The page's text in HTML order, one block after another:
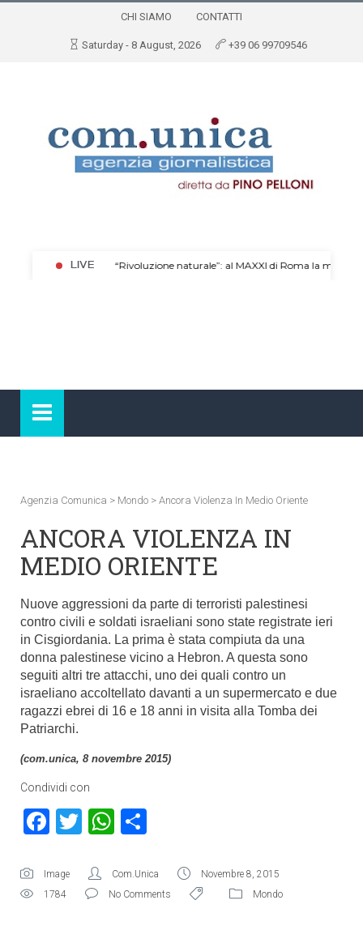
CHI SIAMO CONTATTI
Saturday - 8 August, 2026 +39 06 99709546
Agenzia Comunica > Mondo > Ancora Violenza In Medio Oriente
ANCORA VIOLENZA IN
MEDIO ORIENTE
Nuove aggressioni da parte di terroristi palestinesi
contro civili e soldati israeliani sono state registrate ieri
in Cisgiordania. La prima è stata compiuta da una
donna palestinese vicino a Hebron. A questa sono
seguiti altri tre attacchi, uno dei quali contro un
israeliano accoltellato davanti a un supermercato e due
ragazzi ebrei di 16 e 18 anni in visita alla Tomba dei
Patriarchi.
(com.unica, 8 novembre 2015)
Condividi con
Facebook
TwitterWhatsApp
Image Com.Unica
Novembre 8, 2015
1784
No Comments Mondo